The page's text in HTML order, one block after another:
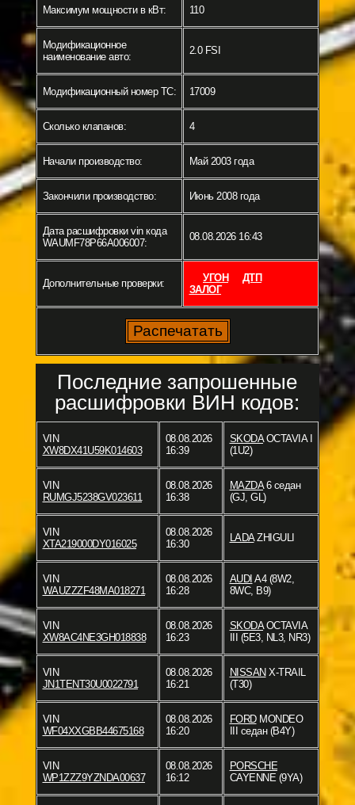
Максимум мощности в кВт: 110
Модификационное
наименование авто:
2.0 FSI
Модификационный номер ТС: 17009
Сколько клапанов: 4
Начали производство: Май 2003 года
Закончили производство: Июнь 2008 года
Дата расшифровки vin кода
WAUMF78P66A006007:
08.08.2026 16:43
Дополнительные проверки: УГОН
ДТП
ЗАЛОГ
Последние запрошенные
расшифровки ВИН кодов:
VIN
XW8DX41U59K014603
08.08.2026
16:39
SKODAOCTAVIA I
(1U2)
VIN
RUMGJ5238GV023611
08.08.2026
16:38
MAZDA6 седан
(GJ, GL)
VIN
XTA219000DY016025
08.08.2026
16:30
LADAZHIGULI
VIN
WAUZZZF48MA018271
08.08.2026
16:28
AUDI A4 (8W2,
8WC, B9)
VIN
XW8AC4NE3GH018838
08.08.2026
16:23
SKODAOCTAVIA
III (5E3, NL3, NR3)
VIN
JN1TENT30U0022791
08.08.2026
16:21
NISSANX-TRAIL
(T30)
VIN
WF04XXGBB44675168
08.08.2026
16:20
FORDMONDEO
III седан (B4Y)
VIN
WP1ZZZ9YZNDA00637
08.08.2026
16:12
PORSCHE
CAYENNE (9YA)